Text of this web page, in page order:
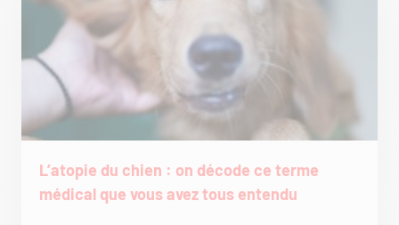
L’atopie du chien : on décode ce terme
médical que vous avez tous entendu